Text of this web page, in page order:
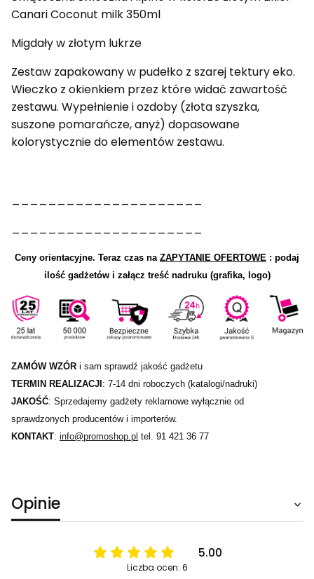
Canari Coconut milk 350ml
Migdały w złotym lukrze
Zestaw zapakowany w pudełko z szarej tektury eko.
Wieczko z okienkiem przez które widać zawartość
zestawu. Wypełnienie i ozdoby (złota szyszka,
suszone pomarańcze, anyż) dopasowane
kolorystycznie do elementów zestawu.
Ceny orientacyjne. Teraz czas na ZAPYTANIE OFERTOWE : podaj
ilość gadżetów i załącz treść nadruku (grafika, logo)
ZAMÓW WZÓR i sam sprawdź jakość gadżetu
TERMIN REALIZACJI : 7-14 dni roboczych (katalogi/nadruki)
JAKOŚĆ: Sprzedajemy gadżety reklamowe wyłącznie od
sprawdzonych producentów i importerów.
KONTAKT: info@promoshop.pl tel. 91 421 36 77
Opinie
5.00
Liczba ocen: 6